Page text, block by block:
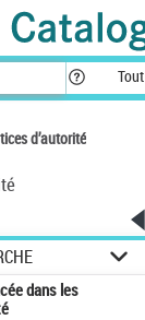
Tout
d’autorité
dans les